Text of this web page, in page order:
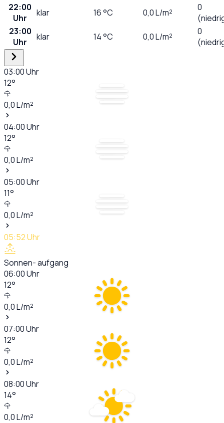
22:00
Uhr
klar 16°C 0,0L/m²
0
23:00
Uhr
klar 14°C 0,0L/m²
0
03:00Uhr
12°
0,0L/m²
04:00Uhr
12°
0,0L/m²
05:00Uhr
11°
0,0L/m²
05:52Uhr
Sonnen- aufgang
06:00Uhr
12°
0,0L/m²
07:00Uhr
12°
0,0L/m²
08:00Uhr
14°
0,0L/m²